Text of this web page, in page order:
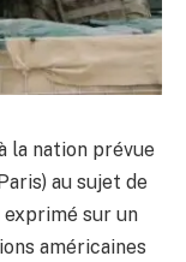
la nation prévue
au sujet de
exprimé sur un
américaines